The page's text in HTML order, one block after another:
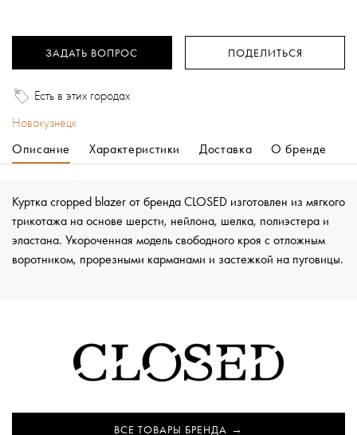
ЗАДАТЬ ВОПРОС ПОДЕЛИТЬСЯ
Есть в этих городах
Новокузнецк
Описание
Характеристики Доставка О бренде
Куртка cropped blazer от бренда CLOSED изготовлен из мягкого
трикотажа на основе шерсти, нейлона, шелка, полиэстера и
эластана. Укороченная модель свободного кроя с отложным
воротником, прорезными карманами и застежкой на пуговицы.
ВСЕ ТОВАРЫ БРЕНДА